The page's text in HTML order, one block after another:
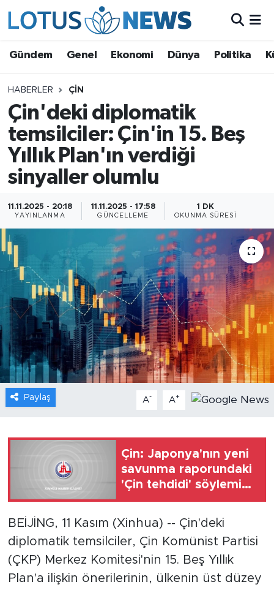
Gündem Genel Ekonomi Dünya Politika
HABERLER ÇIN
Çin'deki diplomatik
temsilciler: Çin'in 15. Beş
Yıllık Plan'ın verdiği
sinyaller olumlu
11.11.2025 - 20:18
YAYINLANMA
11.11.2025 - 17:58
GÜNCELLEME
1 DK
OKUNMA SÜRESI
Paylaş A- A+
Çin: Japonya'nın yeni
savunma raporundaki
'Çin tehdidi' söylemini
reddediyoruz
BEİJİNG, 11 Kasım (Xinhua) -- Çin'deki
diplomatik temsilciler, Çin Komünist Partisi
(ÇKP) Merkez Komitesi'nin 15. Beş Yıllık
Plan'a ilişkin önerilerinin, ülkenin üst düzey
Ekonomi
Dünya
Politika
Kültür - Sanat ve Tarih
Yaşam
Bilim ve Teknoloji
Çin Fuarları
Gündem
Video
Sağlık
Foto Haber
Seyahat